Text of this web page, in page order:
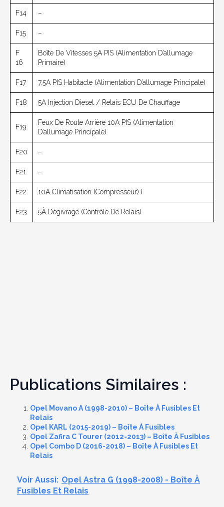
F14 –
F15 –
F
16
Boîte De Vitesses 5А PIS (alimentation D’allumage
Primaire)
F17 7,5А PIS Habitacle (alimentation D’allumage Principale)
F18 5А Injection Diesel / Relais ECU De Chauffage
F19
Feux De Route Arrière 10А PIS (alimentation
D’allumage Principale)
F20 –
F21 –
F22 10A Climatisation (compresseur) I
F23 5À Dégivrage (contrôle De Relais)
Publications Similaires :
Opel Movano A (1998-2010) – Boîte À Fusibles Et
Relais
Opel KARL (2015-2019) – Boîte À Fusibles
Opel Zafira C Tourer (2012-2013) – Boîte À Fusibles
Opel Combo D (2016-2018) – Boîte À Fusibles Et
Relais
Voir Aussi: Opel Astra G (1998-2008) - Boîte À
Fusibles Et Relais